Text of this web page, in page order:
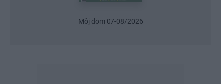
Môj dom 07-08/2026